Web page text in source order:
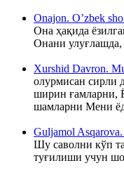
Onajon. O’zbek
Она ҳақида
Онани
Xurshid Davron.
олурмисан сирли
ширин ғамларни,
шамларни Мени
Guljamol Asqarova.
Шу саволни кўп
туғилиши учун